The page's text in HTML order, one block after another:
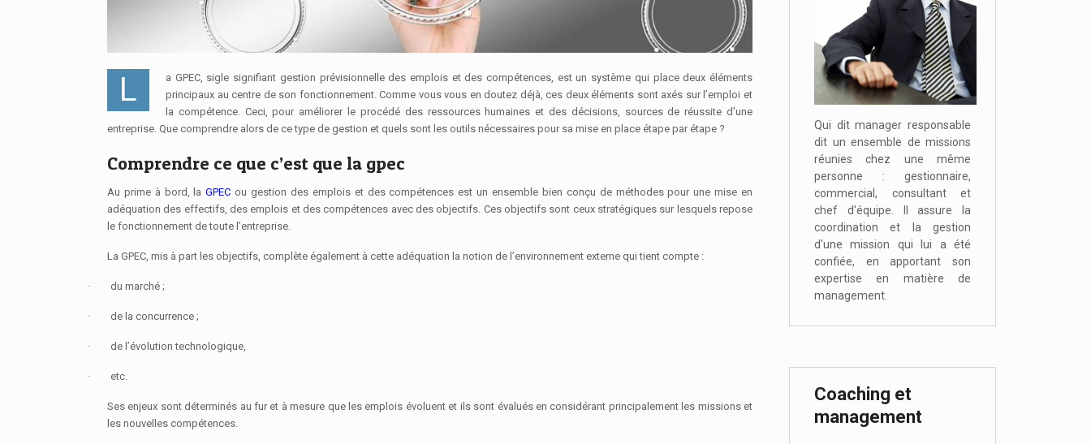
La GPEC, sigle signifiant gestion prévisionnelle des emplois et des compétences, est un système qui place deux éléments
principaux au centre de son fonctionnement. Comme vous vous en doutez déjà, ces deux éléments sont axés sur l’emploi et
la compétence. Ceci, pour améliorer le procédé des ressources humaines et des décisions, sources de réussite d’une
entreprise. Que comprendre alors de ce type de gestion et quels sont les outils nécessaires pour sa mise en place étape par étape ?
Comprendre ce que c’est que la gpec
Au prime à bord, laGPEC ou gestion des emplois et des compétences est un ensemble bien conçu de méthodes pour une mise en
adéquation des effectifs, des emplois et des compétences avec des objectifs. Ces objectifs sont ceux stratégiques sur lesquels repose
le fonctionnement de toute l’entreprise.
La GPEC, mis à part les objectifs, complète également à cette adéquation la notion de l’environnement externe qui tient compte :
· du marché ;
· de la concurrence ;
· de l’évolution technologique,
· etc.
Ses enjeux sont déterminés au fur et à mesure que les emplois évoluent et ils sont évalués en considérant principalement les missions et
les nouvelles compétences.
Qui dit manager responsable
dit un ensemble de missions
réunies chez une même
personne : gestionnaire,
commercial, consultant et
chef d'équipe. Il assure la
coordination et la gestion
d'une mission qui lui a été
confiée, en apportant son
expertise en matière de
management.
Coaching et
management